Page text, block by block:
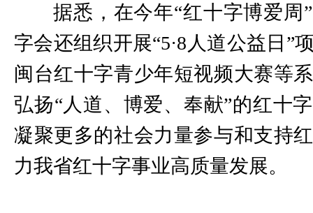
据悉，在今年“红十字博爱周
字会还组织开展“5·8人道公益日”
闽台红十字青少年短视频大赛等
弘扬“人道、博爱、奉献”的红十
凝聚更多的社会力量参与和支持
力我省红十字事业高质量发展。